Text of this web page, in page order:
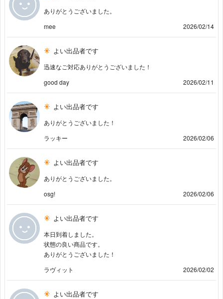
ありがとうございました。
mee
2026/02/14
よい出品者です
迅速なご対応ありがとうございました！
good day
2026/02/11
よい出品者です
ありがとうございました！
ラッキー
2026/02/06
よい出品者です
ありがとうございました。
osg!
2026/02/06
よい出品者です
本日到着しました。
状態の良い商品です。
ありがとうございました！
ラヴィット
2026/02/02
よい出品者です